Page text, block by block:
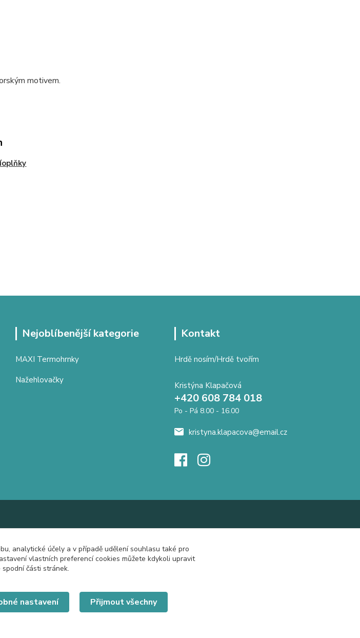
motivem.
Nejoblíbenější kategorie
MAXI Termohrnky
Nažehlovačky
Kontakt
Hrdě nosím/Hrdě tvořím
Kristýna Klapačová
+420 608 784 018
Po - Pá 8.00 - 16.00
kristyna.klapacova@email.cz
analytické účely a v případě udělení souhlasu také pro
vlastních preferencí cookies můžete kdykoli upravit
spodní části stránek.
nastavení Přijmout všechny